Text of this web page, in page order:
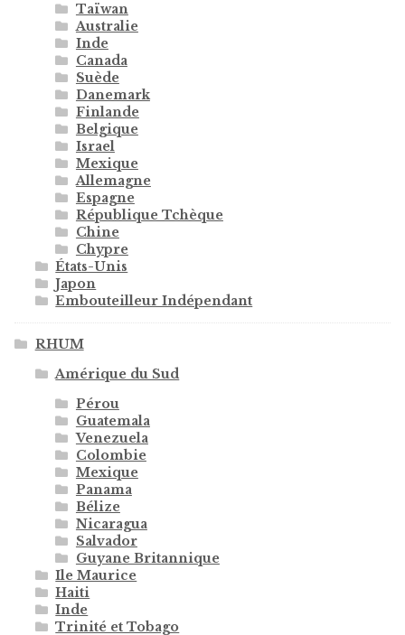
Taïwan
Australie
Inde
Canada
Suède
Danemark
Finlande
Belgique
Israel
Mexique
Allemagne
Espagne
République Tchèque
Chine
Chypre
États-Unis
Japon
Embouteilleur Indépendant
RHUM
Amérique du Sud
Pérou
Guatemala
Venezuela
Colombie
Mexique
Panama
Bélize
Nicaragua
Salvador
Guyane Britannique
Ile Maurice
Haiti
Inde
Trinité et Tobago